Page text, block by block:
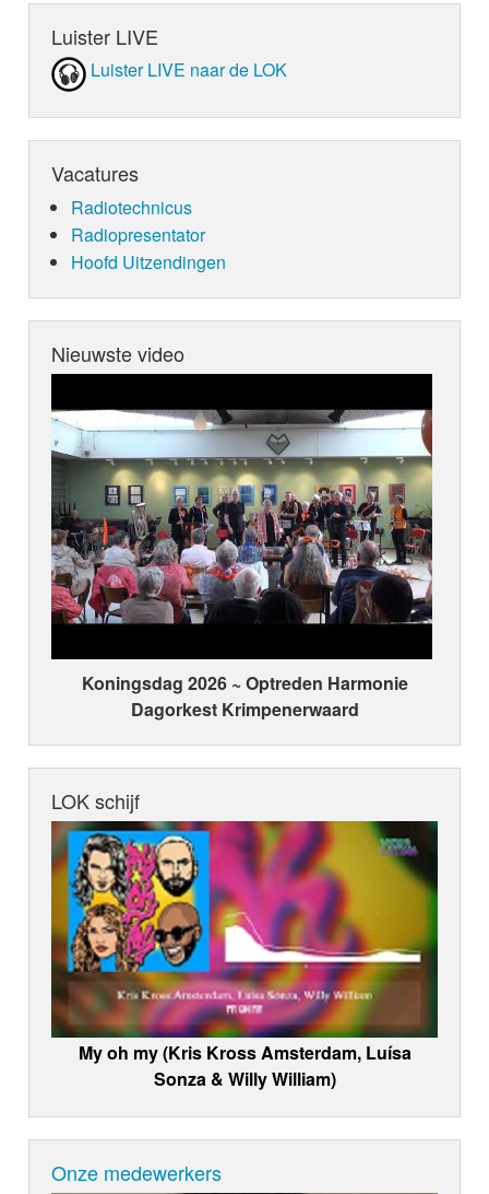
Luister LIVE
Luister LIVE naar de LOK
Vacatures
Radiotechnicus
Radiopresentator
Hoofd Uitzendingen
Nieuwste video
Koningsdag 2026 ~ Optreden Harmonie
Dagorkest Krimpenerwaard
LOK schijf
My oh my (Kris Kross Amsterdam, Luísa
Sonza & Willy William)
Onze medewerkers